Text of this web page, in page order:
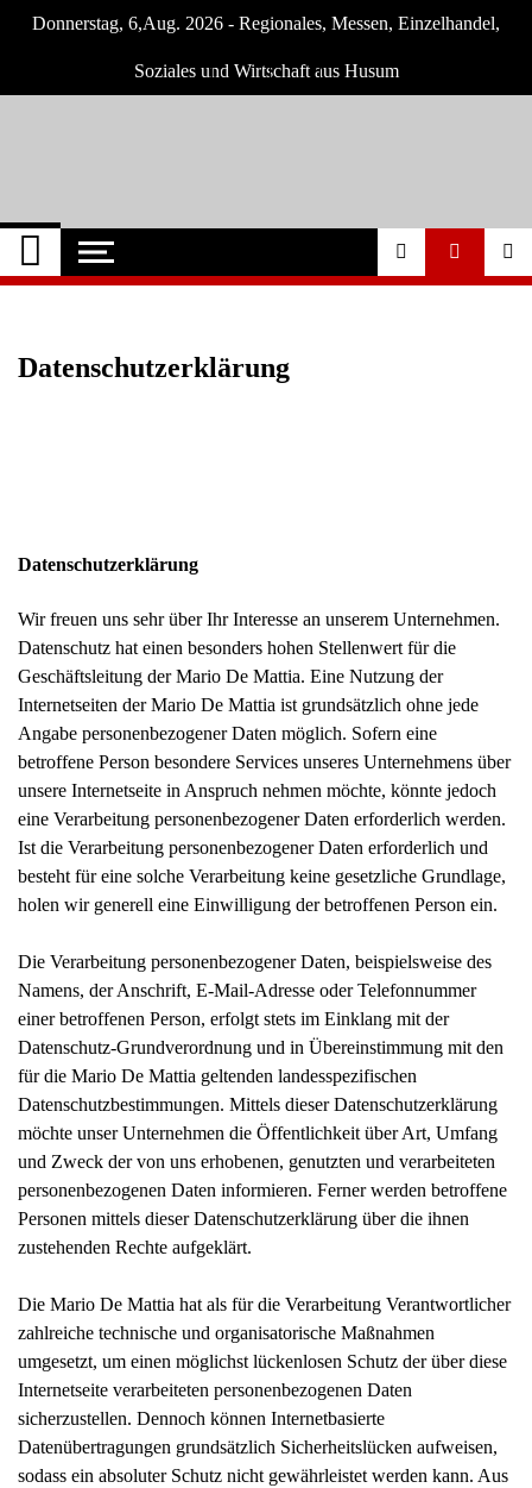
Skip
Donnerstag, 6,Aug. 2026 - Regionales, Messen, Einzelhandel,
Soziales und Wirtschaft aus Husum
Husum-Online
Nachrichten
Nachrichten und Events für Husum und
Umgebung
Datenschutzerklärung
Datenschutzerklärung
Wir freuen uns sehr über Ihr Interesse an unserem Unternehmen.
Datenschutz hat einen besonders hohen Stellenwert für die
Geschäftsleitung der Mario De Mattia. Eine Nutzung der
Internetseiten der Mario De Mattia ist grundsätzlich ohne jede
Angabe personenbezogener Daten möglich. Sofern eine
betroffene Person besondere Services unseres Unternehmens über
unsere Internetseite in Anspruch nehmen möchte, könnte jedoch
eine Verarbeitung personenbezogener Daten erforderlich werden.
Ist die Verarbeitung personenbezogener Daten erforderlich und
besteht für eine solche Verarbeitung keine gesetzliche Grundlage,
holen wir generell eine Einwilligung der betroffenen Person ein.
Die Verarbeitung personenbezogener Daten, beispielsweise des
Namens, der Anschrift, E-Mail-Adresse oder Telefonnummer
einer betroffenen Person, erfolgt stets im Einklang mit der
Datenschutz-Grundverordnung und in Übereinstimmung mit den
für die Mario De Mattia geltenden landesspezifischen
Datenschutzbestimmungen. Mittels dieser Datenschutzerklärung
möchte unser Unternehmen die Öffentlichkeit über Art, Umfang
und Zweck der von uns erhobenen, genutzten und verarbeiteten
personenbezogenen Daten informieren. Ferner werden betroffene
Personen mittels dieser Datenschutzerklärung über die ihnen
zustehenden Rechte aufgeklärt.
Die Mario De Mattia hat als für die Verarbeitung Verantwortlicher
zahlreiche technische und organisatorische Maßnahmen
umgesetzt, um einen möglichst lückenlosen Schutz der über diese
Internetseite verarbeiteten personenbezogenen Daten
sicherzustellen. Dennoch können Internetbasierte
Datenübertragungen grundsätzlich Sicherheitslücken aufweisen,
sodass ein absoluter Schutz nicht gewährleistet werden kann. Aus